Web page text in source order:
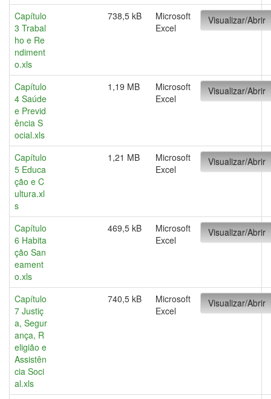
Capítulo
3 Trabal
ho e Re
ndiment
o.xls
738,5 kB
Microsoft
Excel
Visualizar/Abrir
Capítulo
4 Saúde
e Previd
ência S
ocial.xls
1,19 MB
Microsoft
Excel
Visualizar/Abrir
Capítulo
5 Educa
ção e C
ultura.xl
s
1,21 MB
Microsoft
Excel
Visualizar/Abrir
Capítulo
6 Habita
ção San
eament
o.xls
469,5 kB
Microsoft
Excel
Visualizar/Abrir
Capítulo
7 Justiç
a, Segur
ança, R
eligião e
Assistên
cia Soci
al.xls
740,5 kB
Microsoft
Excel
Visualizar/Abrir